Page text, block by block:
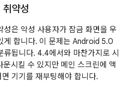
취약성
성은 악성 사용자가 잠금 화면을 우
게 합니다. 이 문제는 Android 5.0
류됩니다. 4.4에서와 마찬가지로 시
시킬 수 있지만 메인 스크린에 액
기기를 재부팅해야 합니다.